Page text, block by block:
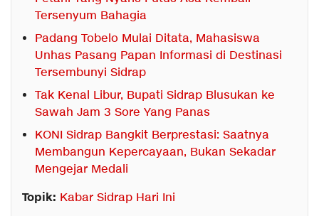
Tersenyum Bahagia
Padang Tobelo Mulai Ditata, Mahasiswa
Unhas Pasang Papan Informasi di Destinasi
Tersembunyi Sidrap
Tak Kenal Libur, Bupati Sidrap Blusukan ke
Sawah Jam 3 Sore Yang Panas
KONI Sidrap Bangkit Berprestasi: Saatnya
Membangun Kepercayaan, Bukan Sekadar
Mengejar Medali
Topik: Kabar Sidrap Hari Ini